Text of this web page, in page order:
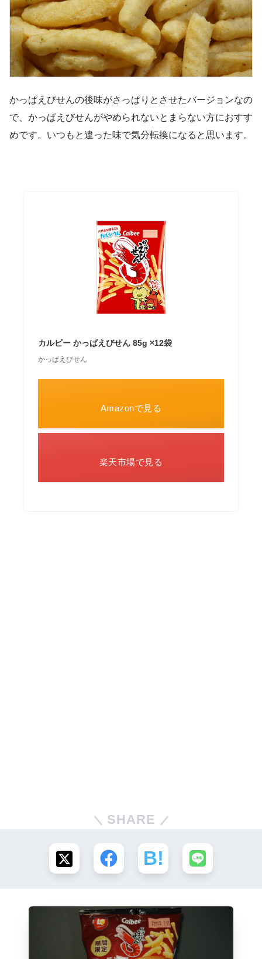
かっぱえびせんの後味がさっぱりとさせたバージョンなの
で、かっぱえびせんがやめられないとまらない方におすす
めです。いつもと違った味で気分転換になると思います。
カルビー かっぱえびせん 85g ×12袋
かっぱえびせん
Amazonで見る
楽天市場で見る
SHARE